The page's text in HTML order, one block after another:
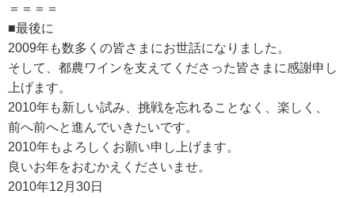
＝＝＝＝
■最後に
2009年も数多くの皆さまにお世話になりました。
そして、都農ワインを支えてくださった皆さまに感謝申し
上げます。
2010年も新しい試み、挑戦を忘れることなく、楽しく、
前へ前へと進んでいきたいです。
2010年もよろしくお願い申し上げます。
良いお年をおむかえくださいませ。
2010年12月30日